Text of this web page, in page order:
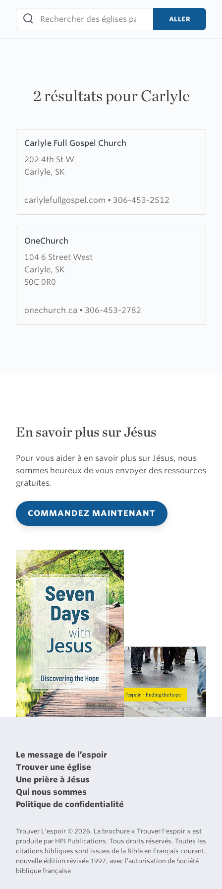
content
ALLER
2 résultats pour Carlyle
Carlyle Full Gospel Church
202 4th St W
Carlyle, SK
more
about
Carlyle
Gospel
carlylefullgospel.com • 306-453-2512
OneChurch
104 6 Street West
Carlyle, SK
S0C 0R0
more
about
OneChurch
onechurch.ca • 306-453-2782
En savoir plus sur Jésus
Pour vous aider à en savoir plus sur Jésus, nous
sommes heureux de vous envoyer des ressources
gratuites.
COMMANDEZ MAINTENANT
Le message de l’espoir
Trouver une église
Une prière à Jésus
Qui nous sommes
Politique de confidentialité
Trouver L'espoir © 2026. La brochure « Trouver l'espoir » est
produite par HPI Publications. Tous droits réservés. Toutes les
citations bibliques sont issues de la Bible en Français courant,
nouvelle édition révisée 1997, avec l’autorisation de Société
biblique française